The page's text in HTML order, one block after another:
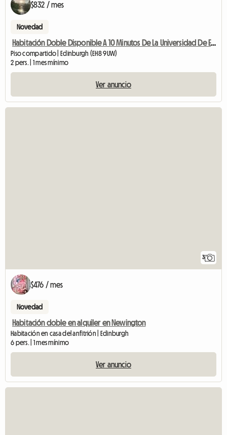
$832 / mes
Novedad
Habitación Doble Disponible A 10 Minutos De La Universidad De Edimburgo Bui
Piso compartido | Edinburgh (EH8 9UW)
2 pers. | 1 mes mínimo
Ver anuncio
3
$476 / mes
Novedad
Habitación doble en alquiler en Newington
Habitación en casa del anfitrión | Edinburgh
6 pers. | 1 mes mínimo
Ver anuncio